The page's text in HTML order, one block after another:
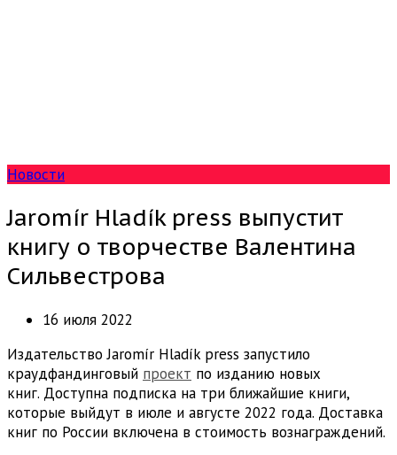
Новости
Jaromír Hladík press выпустит
книгу о творчестве Валентина
Сильвестрова
16 июля 2022
Издательство Jaromír Hladík press запустило
краудфандинговый проект по изданию новых
книг. Доступна подписка на три ближайшие книги,
которые выйдут в июле и августе 2022 года. Доставка
книг по России включена в стоимость вознаграждений.